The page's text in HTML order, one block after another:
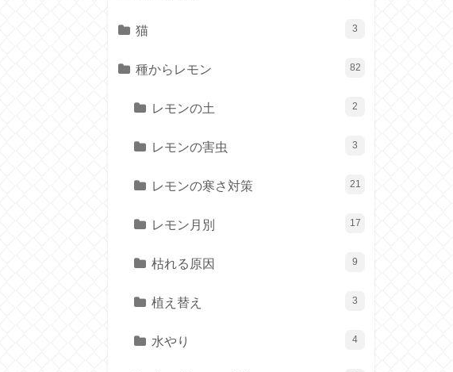
猫 3
種からレモン 82
レモンの土 2
レモンの害虫 3
レモンの寒さ対策 21
レモン月別 17
枯れる原因 9
植え替え 3
水やり 4